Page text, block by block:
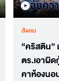
สังคม
“คริสติน”
ตร.เอาผิ
คาห้องน